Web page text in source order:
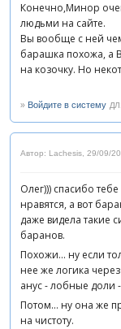
Конечно,Минор
людьми на сайте.
Вы вообще с ней
барашка похожа, а
на козочку. Но
» Войдите в систему
Автор: Lachesis, 29/09/
Олег))) спасибо
нравятся, а вот
даже видела такие
баранов.
Похожи... ну если
нее же логика
анус - лобные доли -
Потом... ну она же
на чистоту.